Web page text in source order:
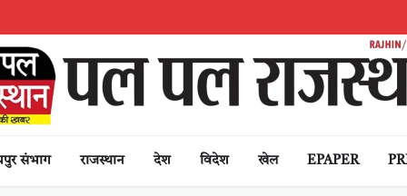
संभाग राजस्थान देश विदेश खेल EPAPER